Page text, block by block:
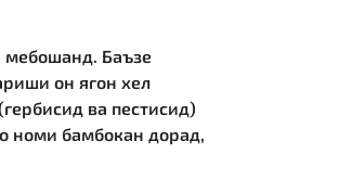
мебошанд. Баъзе
он ягон хел
ва пестисид)
номи бамбокан дорад,